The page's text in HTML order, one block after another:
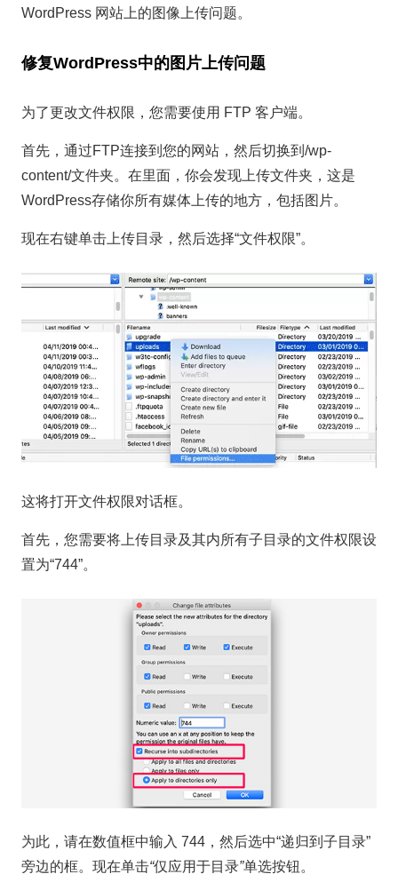
WordPress 网站上的图像上传问题。
修复WordPress中的图片上传问题
为了更改文件权限，您需要使用 FTP 客户端。
首先，通过FTP连接到您的网站，然后切换到/wp-
content/文件夹。在里面，你会发现上传文件夹，这是
WordPress存储你所有媒体上传的地方，包括图片。
现在右键单击上传目录，然后选择“文件权限”。
这将打开文件权限对话框。
首先，您需要将上传目录及其内所有子目录的文件权限设
置为“744”。
为此，请在数值框中输入 744，然后选中“递归到子目录”
旁边的框。现在单击“仅应用于目录”单选按钮。